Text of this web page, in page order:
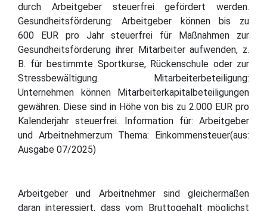
durch Arbeitgeber steuerfrei gefördert werden.
Gesundheitsförderung: Arbeitgeber können bis zu
600 EUR pro Jahr steuerfrei für Maßnahmen zur
Gesundheitsförderung ihrer Mitarbeiter aufwenden, z.
B. für bestimmte Sportkurse, Rückenschule oder zur
Stressbewältigung. Mitarbeiterbeteiligung:
Unternehmen können Mitarbeiterkapitalbeteiligungen
gewähren. Diese sind in Höhe von bis zu 2.000 EUR pro
Kalenderjahr steuerfrei. Information für: Arbeitgeber
und Arbeitnehmerzum Thema: Einkommensteuer(aus:
Ausgabe 07/2025)
Arbeitgeber und Arbeitnehmer sind gleichermaßen
daran interessiert, dass vom Bruttogehalt möglichst